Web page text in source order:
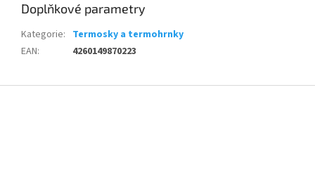
Doplňkové parametry
Kategorie: Termosky a termohrnky
EAN: 4260149870223